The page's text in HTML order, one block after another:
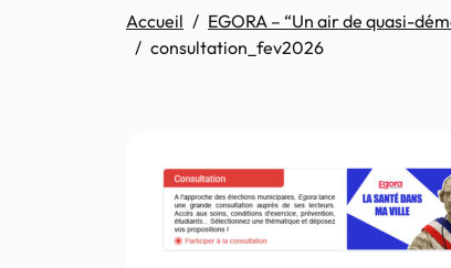
Accueil
EGORA – “Un air de quasi-
consultation_fev2026